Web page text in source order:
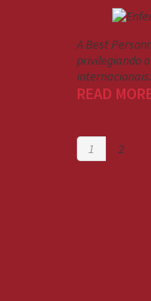
A Best
privilegiando
READ
1 2